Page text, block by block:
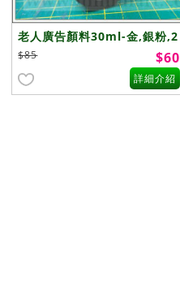
老人廣告顏料30ml-金,銀粉,2
色
$85 $60
詳細介紹